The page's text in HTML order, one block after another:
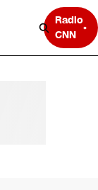
Radio
CNN